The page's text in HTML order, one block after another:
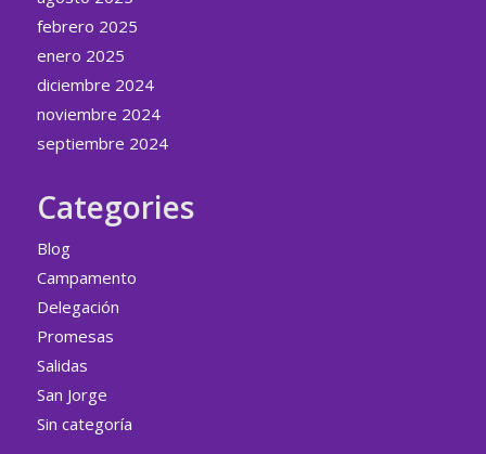
febrero 2025
enero 2025
diciembre 2024
noviembre 2024
septiembre 2024
Categories
Blog
Campamento
Delegación
Promesas
Salidas
San Jorge
Sin categoría